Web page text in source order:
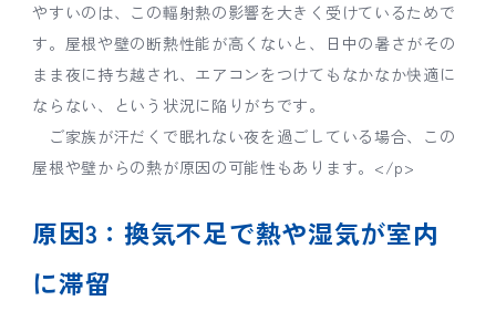
やすいのは、この輻射熱の影響を大きく受けているためで
す。屋根や壁の断熱性能が高くないと、日中の暑さがその
まま夜に持ち越され、エアコンをつけてもなかなか快適に
ならない、という状況に陥りがちです。
ご家族が汗だくで眠れない夜を過ごしている場合、この
屋根や壁からの熱が原因の可能性もあります。</p>
原因3：換気不足で熱や湿気が室内
に滞留